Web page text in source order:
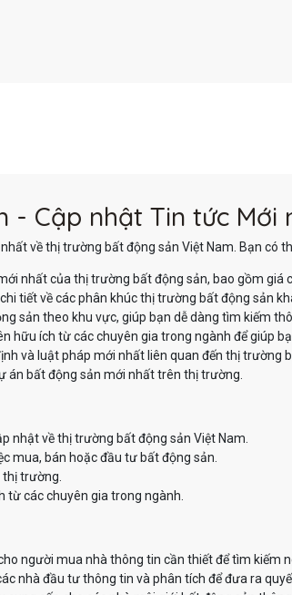
- Cập nhật Tin tức Mới
về thị trường bất động sản Việt Nam. Bạn có
nhất của thị trường bất động sản, bao gồm giá
tiết về các phân khúc thị trường bất động sản
sản theo khu vực, giúp bạn dễ dàng tìm kiếm
hữu ích từ các chuyên gia trong ngành để giúp
và luật pháp mới nhất liên quan đến thị trường
án bất động sản mới nhất trên thị trường.
nhật về thị trường bất động sản Việt Nam.
mua, bán hoặc đầu tư bất động sản.
trường.
từ các chuyên gia trong ngành.
người mua nhà thông tin cần thiết để tìm kiếm
nhà đầu tư thông tin và phân tích để đưa ra